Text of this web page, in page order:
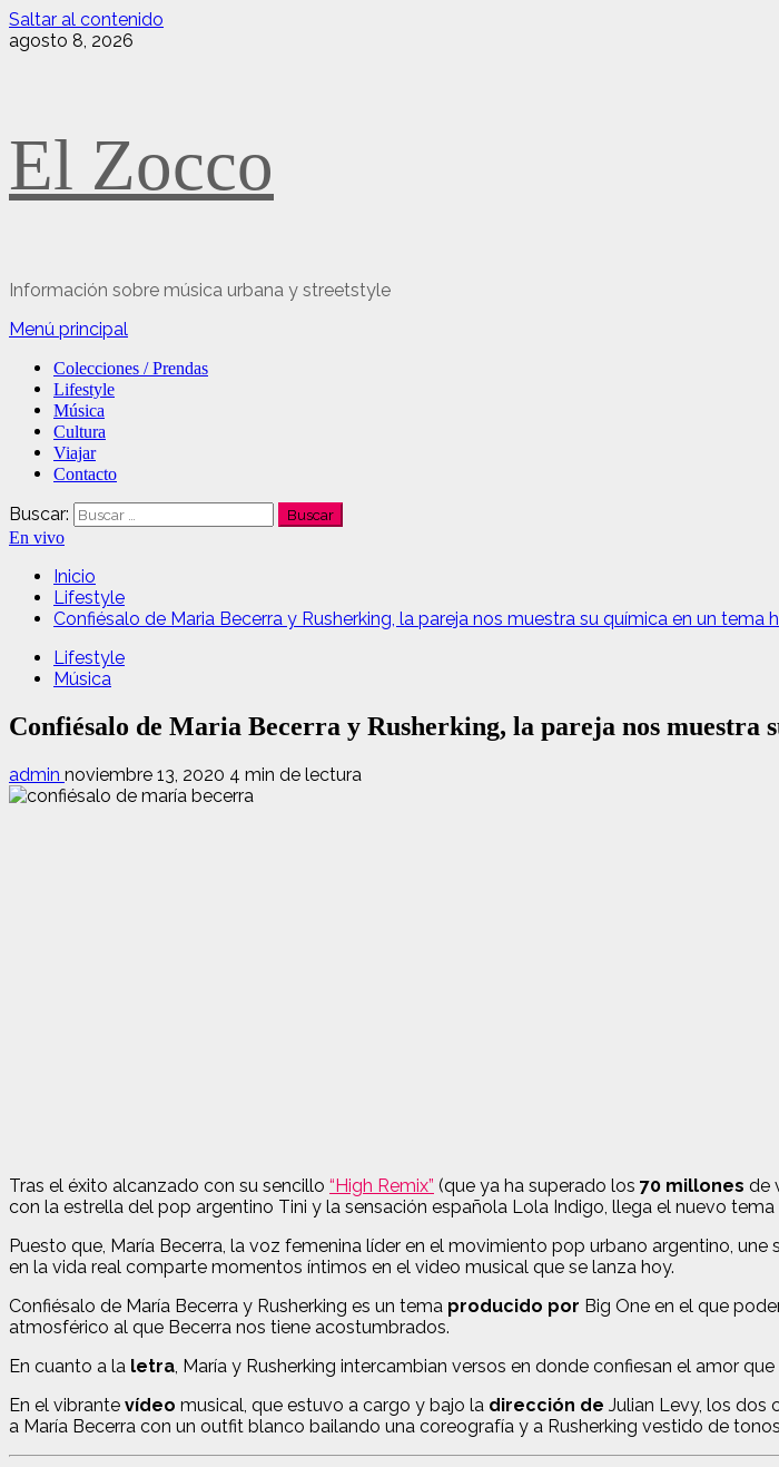
Saltar al contenido
agosto 8, 2026
El Zocco
Información sobre música urbana y streetstyle
Menú principal
Colecciones / Prendas
Lifestyle
Música
Cultura
Viajar
Contacto
Buscar:
En vivo
Inicio
Lifestyle
Confiésalo de Maria Becerra y Rusherking, la pareja nos muestra su química en un tema
Lifestyle
Música
Confiésalo de Maria Becerra y Rusherking, la pareja nos muestra
admin noviembre 13, 2020 4 min de lectura
Tras el éxito alcanzado con su sencillo “High Remix” (que ya ha superado los 70 millones de
con la estrella del pop argentino Tini y la sensación española Lola Indigo, llega el nuevo tema
Puesto que, María Becerra, la voz femenina líder en el movimiento pop urbano argentino,
en la vida real comparte momentos íntimos en el video musical que se lanza hoy.
Confiésalo de María Becerra y Rusherking es un tema producido por Big One en el que
atmosférico al que Becerra nos tiene acostumbrados.
En cuanto a la letra, María y Rusherking intercambian versos en donde confiesan el amor
En el vibrante vídeo musical, que estuvo a cargo y bajo la dirección de Julian Levy, los dos
a María Becerra con un outfit blanco bailando una coreografía y a Rusherking vestido de